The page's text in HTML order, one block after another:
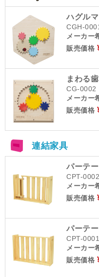
ハグルマ
CGH-
メーカー
販売価格
まわる
CG-0002
メーカー
販売価格
連結家具
パーテ
CPT-0002
メーカー
販売価格
パーテ
CPT-0001
メーカー
販売価格